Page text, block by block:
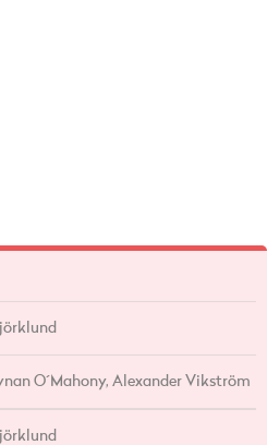
O´Mahony, Alexander Vikström